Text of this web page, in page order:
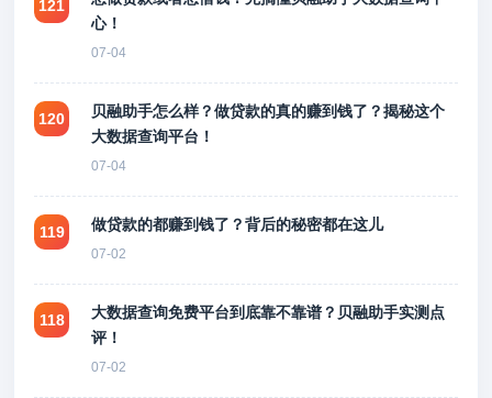
121
心！
07-04
120
贝融助手怎么样？做贷款的真的赚到钱了？揭秘这个
大数据查询平台！
07-04
119 做贷款的都赚到钱了？背后的秘密都在这儿
07-02
118
大数据查询免费平台到底靠不靠谱？贝融助手实测点
评！
07-02